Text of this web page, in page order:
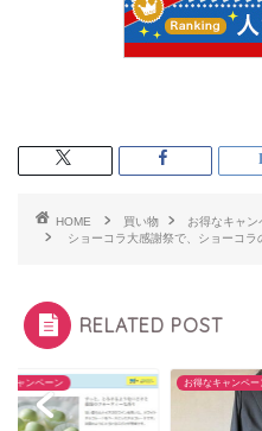
HOME 買い物
お得なキャン
ショーコラ大感謝祭で、ショーコラ
RELATED POST
キャンペーン お得なキャンペー